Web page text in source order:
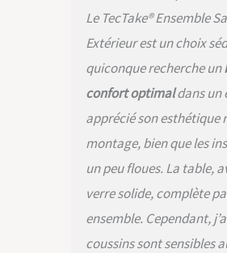
de
Les
les
Le TecTake® Ensemble
Extérieur est un choix
quiconque recherche un
confort optimaldans un
apprécié son esthétique
montage, bien que les
un peu floues. La table,
verre solide, complète
ensemble. Cependant,
coussins sont sensibles